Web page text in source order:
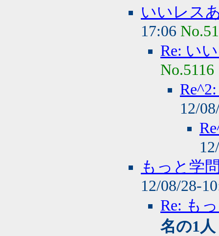
いいレス
17:06
Re: い
No.5116
12/
もっと学
12/08/28-
Re: も
名の1人